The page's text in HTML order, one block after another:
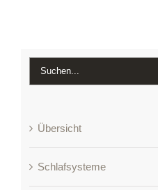
Übersicht
Schlafsysteme